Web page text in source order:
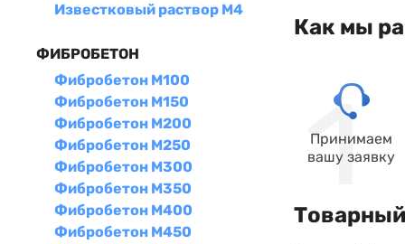
Известковый раствор М4
ФИБРОБЕТОН
Фибробетон М100
Фибробетон М150
Фибробетон М200
Фибробетон М250
Фибробетон М300
Фибробетон М350
Фибробетон М400
Фибробетон М450
Как мы
Принимаем
вашу заявку